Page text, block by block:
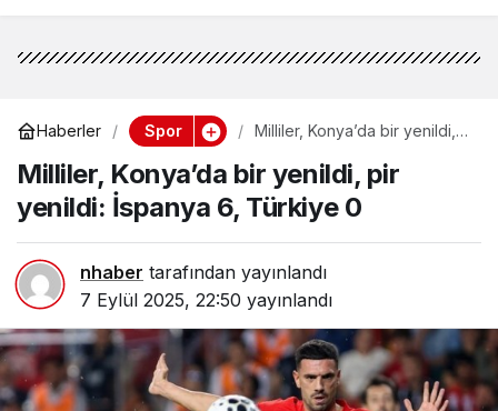
Haberler Spor
Milliler, Konya’da bir yenildi,
0
Milliler, Konya’da bir yenildi, pir
yenildi: İspanya 6, Türkiye 0
nhaber tarafından yayınlandı
7 Eylül 2025, 22:50 yayınlandı